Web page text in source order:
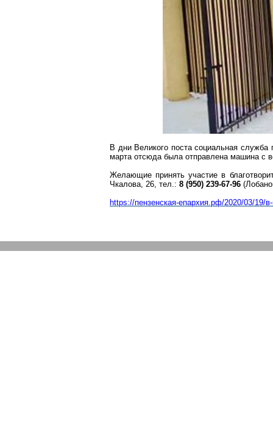
В дни Великого поста социальная
марта отсюда была отправлена машина
Желающие принять участие в
Чкалова, 26, тел.: 8 (950) 239-67-96
https://пензенская-епархия.рф/2020/03/19/